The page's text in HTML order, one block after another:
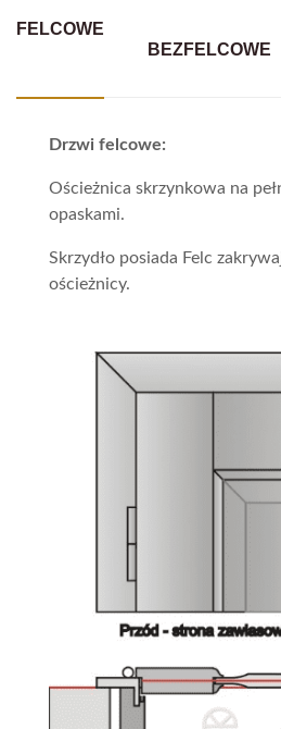
FELCOWE
BEZFELCOWE
Drzwi felcowe:
Ościeżnica skrzynkowa na
opaskami.
Skrzydło posiada Felc
ościeżnicy.